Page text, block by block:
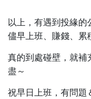
以上，有遇到投緣
儘早上班、賺錢、累
真的到處碰壁，就補
盡～
祝早日上班，有問題